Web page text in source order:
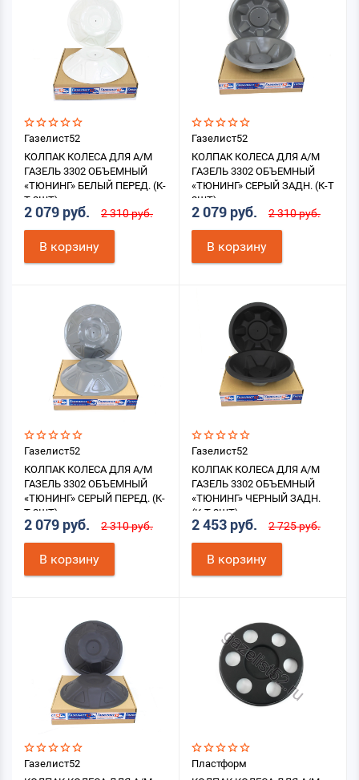
Газелист52
КОЛПАК КОЛЕСА ДЛЯ А/М
ГАЗЕЛЬ 3302 ОБЪЕМНЫЙ
«ТЮНИНГ» БЕЛЫЙ ПЕРЕД. (К-
Т 2ШТ)
2 079 руб. 2 310 руб.
В корзину
Газелист52
КОЛПАК КОЛЕСА ДЛЯ А/М
ГАЗЕЛЬ 3302 ОБЪЕМНЫЙ
«ТЮНИНГ» СЕРЫЙ ЗАДН. (К-Т
2ШТ)
2 079 руб. 2 310 руб.
В корзину
Газелист52
КОЛПАК КОЛЕСА ДЛЯ А/М
ГАЗЕЛЬ 3302 ОБЪЕМНЫЙ
«ТЮНИНГ» СЕРЫЙ ПЕРЕД. (К-
Т 2ШТ)
2 079 руб. 2 310 руб.
В корзину
Газелист52
КОЛПАК КОЛЕСА ДЛЯ А/М
ГАЗЕЛЬ 3302 ОБЪЕМНЫЙ
«ТЮНИНГ» ЧЕРНЫЙ ЗАДН.
(К-Т 2ШТ)
2 453 руб. 2 725 руб.
В корзину
Газелист52
Пластформ